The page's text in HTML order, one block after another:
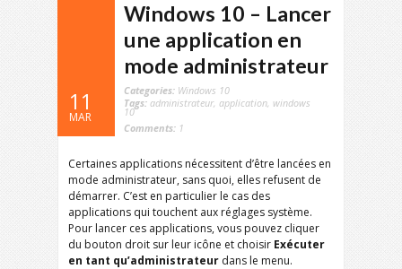
11
MAR
Windows 10 – Lancer
une application en
mode administrateur
Categories: Windows 10
Tags: administrateur, application, windows
10
Comments: 1
Certaines applications nécessitent d’être lancées en
mode administrateur, sans quoi, elles refusent de
démarrer. C’est en particulier le cas des
applications qui touchent aux réglages système.
Pour lancer ces applications, vous pouvez cliquer
du bouton droit sur leur icône et choisir Exécuter
en tant qu’administrateur dans le menu.